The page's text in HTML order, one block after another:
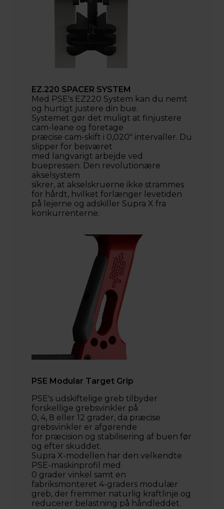
EZ.220 SPACER SYSTEM
Med PSE's EZ220 System kan du nemt
og hurtigt justere din bue.
Systemet gør det muligt at finjustere
cam-leane og foretage
præcise cam-skift i 0,020" intervaller. Du
slipper for besværet
med langvarigt arbejde ved
buepressen. Den revolutionære
akselsystem
sikrer, at akselskruerne ikke strammes
for hårdt, hvilket forlænger levetiden
på lejerne og adskiller Supra X fra
konkurrenterne.
PSE Modular Target Grip
PSE's udskiftelige greb tilbyder
forskellige grebsvinkler på
0, 4, 8 eller 12 grader, da præcise
grebsvinkler er afgørende
for præcision og stabilisering af buen før
og efter skuddet.
Supra X-modellen har den velkendte
PSE-maskinprofil med
0 grader vinkel samt en
fabriksmonteret 4-graders modulær
greb, der fremmer naturlig kraftlinje og
reducerer belastning på håndleddet.